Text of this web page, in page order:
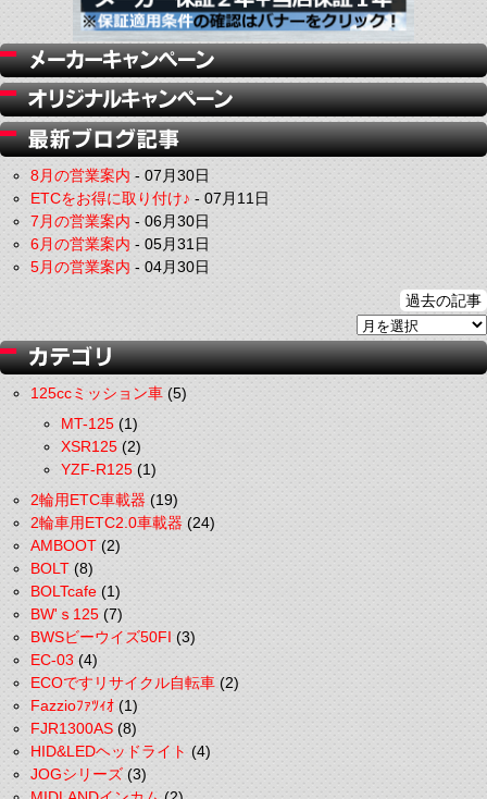
8月の営業案内-07月30日
ETCをお得に取り付け♪-07月11日
7月の営業案内-06月30日
6月の営業案内-05月31日
5月の営業案内-04月30日
過去の記事
125ccミッション車(5)
MT-125(1)
XSR125(2)
YZF-R125(1)
2輪用ETC車載器(19)
2輪車用ETC2.0車載器(24)
AMBOOT(2)
BOLT(8)
BOLTcafe(1)
BW'ｓ125(7)
BWSビーウイズ50FI(3)
EC-03(4)
ECOですリサイクル自転車(2)
Fazzioﾌｧﾂｨｵ(1)
FJR1300AS(8)
HID&LEDヘッドライト(4)
JOGシリーズ(3)